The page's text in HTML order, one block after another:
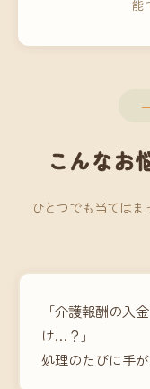
能
こんなお
ひとつでも当てはま
「介護報酬の入金
け…？」
処理のたびに手